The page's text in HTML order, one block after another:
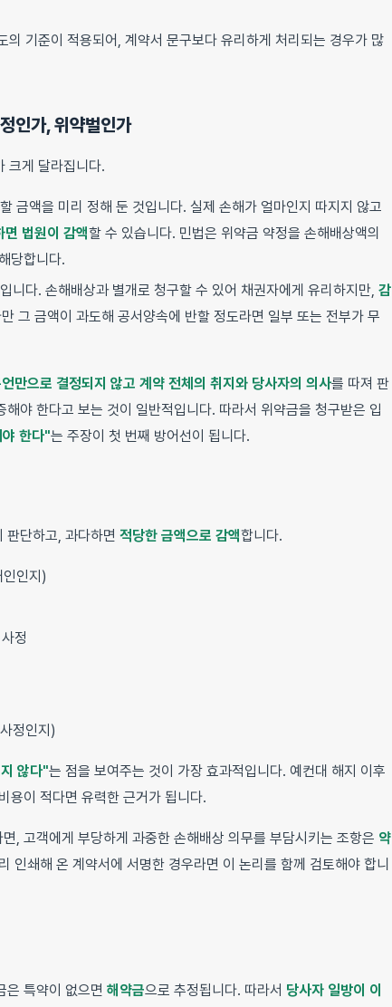
의 기준이 적용되어, 계약서 문구보다 유리하게 처리되는 경우가 많
인가, 위약벌인가
크게 달라집니다.
금액을 미리 정해 둔 것입니다. 실제 손해가 얼마인지 따지지 않고
면 법원이 감액할 수 있습니다. 민법은 위약금 약정을 손해배상액의
당합니다.
다. 손해배상과 별개로 청구할 수 있어 채권자에게 유리하지만, 감
그 금액이 과도해 공서양속에 반할 정도라면 일부 또는 전부가 무
만으로 결정되지 않고 계약 전체의 취지와 당사자의 의사를 따져 판
야 한다고 보는 것이 일반적입니다. 따라서 위약금을 청구받은 입
한다"는 주장이 첫 번째 방어선이 됩니다.
판단하고, 과다하면 적당한 금액으로 감액합니다.
인지)
정
정인지)
않다"는 점을 보여주는 것이 가장 효과적입니다. 예컨대 해지 이후
용이 적다면 유력한 근거가 됩니다.
, 고객에게 부당하게 과중한 손해배상 의무를 부담시키는 조항은 약
인쇄해 온 계약서에 서명한 경우라면 이 논리를 함께 검토해야 합니
은 특약이 없으면 해약금으로 추정됩니다. 따라서 당사자 일방이 이